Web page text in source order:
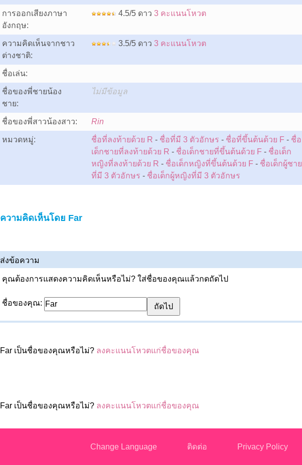
การออกเสียงภาษา
อังกฤษ:
4.5/5 ดาว 3 คะแนนโหวต
ความคิดเห็นจากชาว
ต่างชาติ:
3.5/5 ดาว 3 คะแนนโหวต
ชื่อเล่น:
ชื่อของพี่ชายน้อง
ชาย:
ไม่มีข้อมูล
ชื่อของพี่สาวน้องสาว: Rin
หมวดหมู่: ชื่อที่ลงท้ายด้วย R - ชื่อที่มี 3 ตัวอักษร - ชื่อที่ขึ้นต้นด้วย F - ชื่อ
เด็กชายที่ลงท้ายด้วย R - ชื่อเด็กชายที่ขึ้นต้นด้วย F - ชื่อเด็ก
หญิงที่ลงท้ายด้วย R - ชื่อเด็กหญิงที่ขึ้นต้นด้วย F - ชื่อเด็กผู้ชาย
ที่มี 3 ตัวอักษร - ชื่อเด็กผู้หญิงที่มี 3 ตัวอักษร
ความคิดเห็นโดย Far
ส่งข้อความ
คุณต้องการแสดงความคิดเห็นหรือไม่? ใส่ชื่อของคุณแล้วกดถัดไป
ชื่อของคุณ:
Far เป็นชื่อของคุณหรือไม่? ลงคะแนนโหวตแก่ชื่อของคุณ
Far เป็นชื่อของคุณหรือไม่? ลงคะแนนโหวตแก่ชื่อของคุณ
Change Language ติดต่อ Privacy Policy